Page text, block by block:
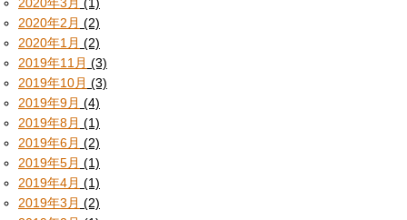
2020年3月 (1)
2020年2月 (2)
2020年1月 (2)
2019年11月 (3)
2019年10月 (3)
2019年9月 (4)
2019年8月 (1)
2019年6月 (2)
2019年5月 (1)
2019年4月 (1)
2019年3月 (2)